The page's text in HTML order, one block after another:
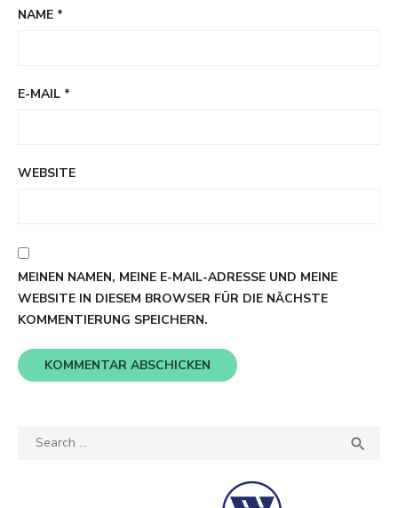
NAME *
E-MAIL *
WEBSITE
MEINEN NAMEN, MEINE E-MAIL-ADRESSE UND MEINE
WEBSITE IN DIESEM BROWSER FÜR DIE NÄCHSTE
KOMMENTIERUNG SPEICHERN.
Search
